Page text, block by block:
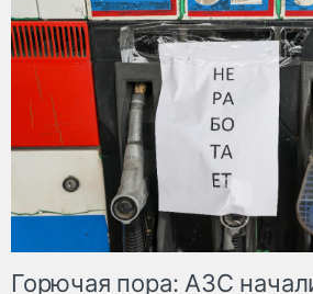
Горючая пора: АЗС